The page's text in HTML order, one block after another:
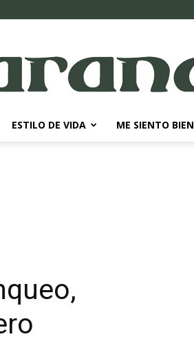
ESTILO DE VIDA ME SIENTO BIEN